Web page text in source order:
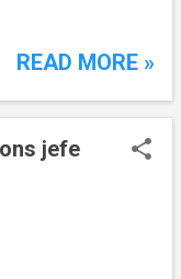
READ MORE »
jefe